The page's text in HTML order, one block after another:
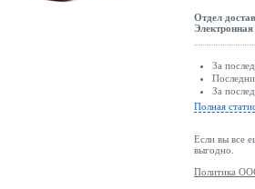
Отдел
Электронная
За
За
Полная
Если вы все
выгодно.
Политика